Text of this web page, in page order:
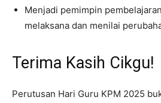
Menjadi pemimpin
melaksana dan menilai
Terima Kasih Cikgu!
Perutusan Hari Guru KPM 2025